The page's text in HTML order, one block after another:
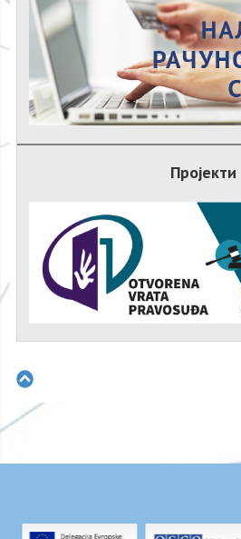
Пројекти